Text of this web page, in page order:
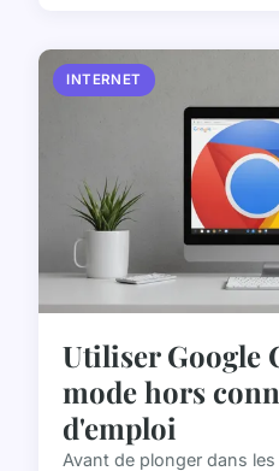
INTERNET
Utiliser Google
mode hors
d'emploi
Avant de plonger dans